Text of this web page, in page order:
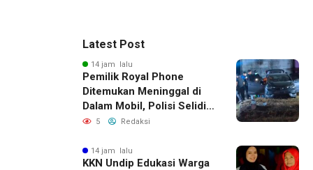
Latest Post
14 jam lalu
Pemilik Royal Phone
Ditemukan Meninggal di
Dalam Mobil, Polisi Selidiki
Dugaan Keterkaitan
5 Redaksi
14 jam lalu
KKN Undip Edukasi Warga